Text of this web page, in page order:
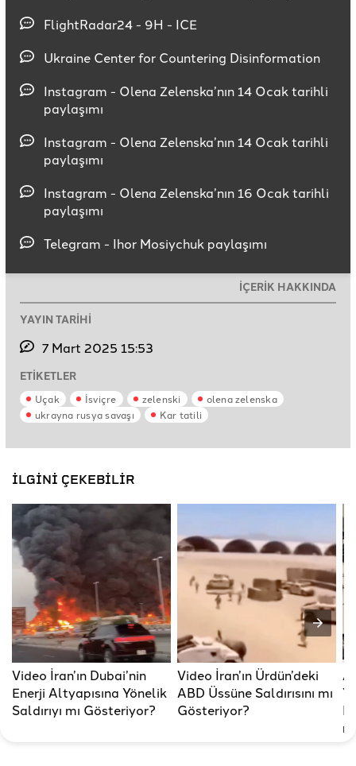
FlightRadar24 - 9H - ICE
Ukraine Center for Countering Disinformation
Instagram - Olena Zelenska’nın 14 Ocak tarihli
paylaşımı
Instagram - Olena Zelenska’nın 14 Ocak tarihli
paylaşımı
Instagram - Olena Zelenska’nın 16 Ocak tarihli
paylaşımı
Telegram - Ihor Mosiychuk paylaşımı
İÇERİK HAKKINDA
YAYIN TARİHİ
7 Mart 2025 15:53
ETİKETLER
Uçak İsviçre zelenski
olena zelenska
ukrayna rusya savaşı
Kar tatili
İLGİNİ ÇEKEBİLİR
Video İran’ın Dubai’nin
Enerji Altyapısına Yönelik
Saldırıyı mı Gösteriyor?
Video İran’ın Ürdün’deki
ABD Üssüne Saldırısını mı
Gösteriyor?